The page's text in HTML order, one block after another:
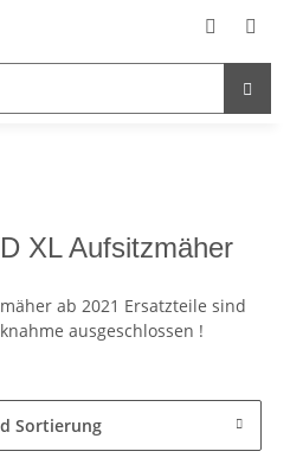
XL Aufsitzmäher
ab 2021 Ersatzteile sind
ausgeschlossen !
Sortierung